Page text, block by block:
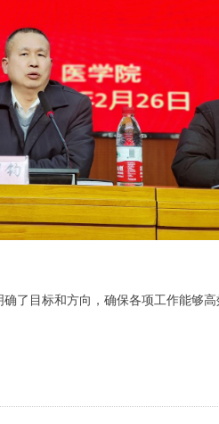
了目标和方向，确保各项工作能够